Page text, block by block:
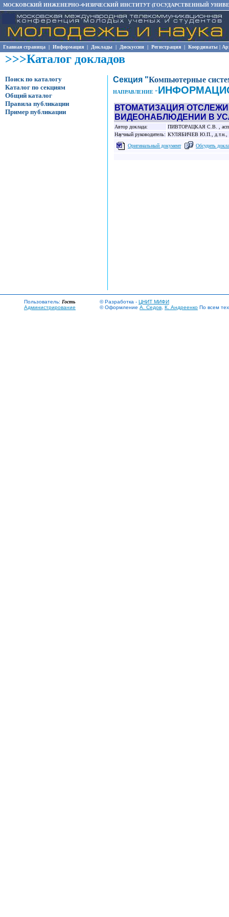
МОСКОВСКИЙ ИНЖЕНЕРНО-ФИЗИЧЕСКИЙ ИНСТИТУТ (ГОСУДАРСТВЕННЫЙ
Главная страница | Информация | Доклады | Дискуссии | Регистрация | Координаты |
>>>Каталог докладов
Поиск по каталогу
Каталог по секциям
Общий каталог
Правила публикации
Пример публикации
Секция "Компьютерные
НАПРАВЛЕНИЕ "
ВТОМАТИЗАЦИЯ
ВИДЕОНАБЛЮДЕНИИ В
Автор доклада:
ПИВТОРАЦКАЯ С.В. ,
Научный руководитель: КУЛЯБИЧЕВ Ю.П., д.т.н.,
Оригинальный документ
Обсудить
Пользователь: Гость
Администрирование
© Разработка - ЦНИТ МИФИ
© Оформление А. Седов К. Андреенко По всем